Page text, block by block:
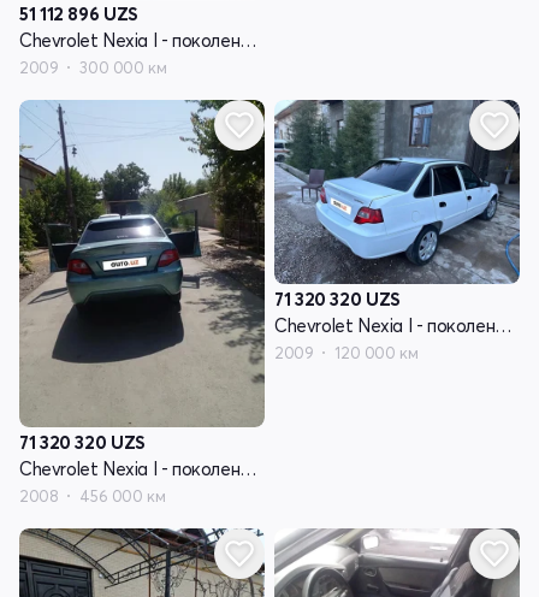
51 112 896 UZS
Chevrolet Nexia I - поколение рестайлинг
2009 300 000 км
71 320 320 UZS
Chevrolet Nexia I - поколение рестайлинг
2008 456 000 км
71 320 320 UZS
Chevrolet Nexia I - поколение рестайлинг
2009 120 000 км